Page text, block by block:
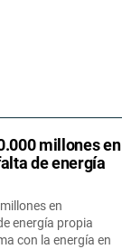
millones en
de energía
en
energía propia
con la energía en